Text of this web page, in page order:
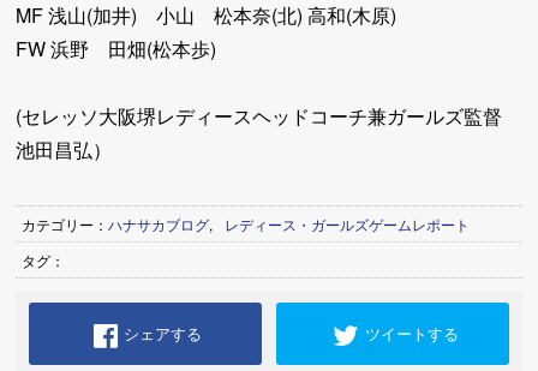
MF 浅山(加井) 小山 松本奈(北) 高和(木原)
FW 浜野 田畑(松本歩)
(セレッソ大阪堺レディースヘッドコーチ兼ガールズ監督
池田昌弘）
カテゴリー：ハナサカブログ,
レディース・ガールズゲームレポート
タグ：
シェアする ツイートする